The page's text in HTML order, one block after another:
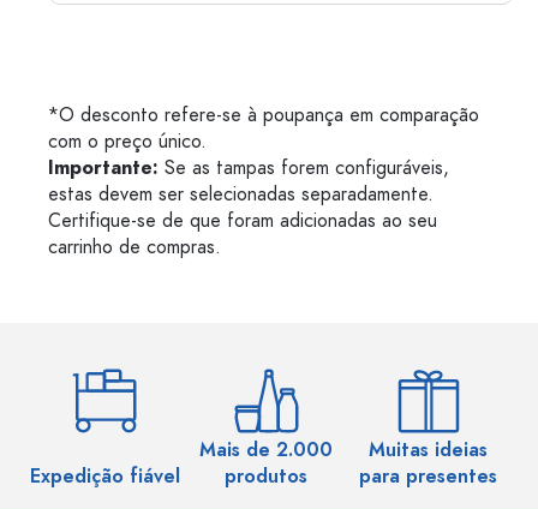
*O desconto refere-se à poupança em comparação
com o preço único.
Importante: Se as tampas forem configuráveis,
estas devem ser selecionadas separadamente.
Certifique-se de que foram adicionadas ao seu
carrinho de compras.
Expedição fiável
Mais de 2.000
produtos
Muitas ideias
para presentes